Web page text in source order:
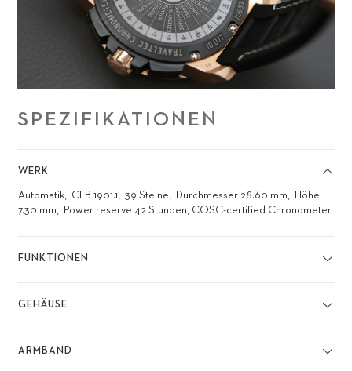
SPEZIFIKATIONEN
WERK
Automatik CFB 1901.1 39 Steine Durchmesser 28.60 mm
Höhe
7.30 mm
Power reserve 42 Stunden, COSC-certified Chronometer
FUNKTIONEN
GEHÄUSE
ARMBAND